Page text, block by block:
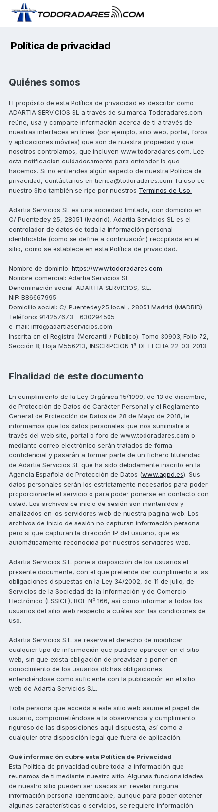
Política de privacidad
Quiénes somos
El propósito de esta Política de privacidad es describir como
ADARTIA SERVICIOS SL a través de su marca Todoradares.com
reúne, usa y comparte información acerca de ti a través de
nuestras interfaces en línea (por ejemplo, sitio web, portal, foros
y aplicaciones móviles) que son de nuestra propiedad y que
nosotros controlamos, que incluyen www.todoradares.com. Lee
esta notificación cuidadosamente para entender lo que
hacemos. Si no entiendes algún aspecto de nuestra Política de
privacidad, contáctanos en tienda@todoradares.com Tu uso de
nuestro Sitio también se rige por nuestros Terminos de Uso.
Adartia Servicios SL es una sociedad limitada, con domicilio en
C/ Puentedey 25, 28051 (Madrid), Adartia Servicios SL es el
controlador de datos de toda la información personal
identificable (como se define a continuación) recopilada en el
sitio, como se establece en esta Política de privacidad.
Nombre de dominio: https://www.todoradares.com
Nombre comercial: Adartia Servicios SL
Denominación social: ADARTIA SERVICIOS, S.L.
NIF: B86667995
Domicilio social: C/ Puentedey25 local , 28051 Madrid (MADRID)
Teléfono: 914257673 - 630294505
e-mail: info@adartiaservicios.com
Inscrita en el Registro (Mercantil / Público): Tomo 30903; Folio 72,
Sección 8; Hoja M556213, INSCRIPCION 1ª DE FECHA 22-03-2013
Finalidad de este documento
En cumplimiento de la Ley Orgánica 15/1999, de 13 de diciembre,
de Protección de Datos de Carácter Personal y el Reglamento
General de Protección de Datos de 28 de Mayo de 2018, le
informamos que los datos personales que nos suministre a
través del web site, portal o foro de www.todoradares.com o
mediante correo electrónico serán tratados de forma
confidencial y pasarán a formar parte de un fichero titularidad
de Adartia Servicios SL que ha sido debidamente inscrito en la
Agencia Española de Protección de Datos (www.agpd.es). Sus
datos personales serán los estrictamente necesarios para poder
proporcionarle el servicio o para poder ponerse en contacto con
usted. Los archivos de inicio de sesión son mantenidos y
analizados en los servidores web de nuestra pagina web. Los
archivos de inicio de sesión no capturan información personal
pero si que capturan la dirección IP del usuario, que es
automáticamente reconocida por nuestros servidores web.
Adartia Servicios S.L. pone a disposición de los usuarios el
presente documente, con el que pretende dar cumplimento a las
obligaciones dispuestas en la Ley 34/2002, de 11 de julio, de
Servicios de la Sociedad de la Información y de Comercio
Electrónico (LSSICE), BOE Nº 166, así como informar a todos los
usuarios del sitio web respecto a cuáles son las condiciones de
uso.
Adartia Servicios S.L. se reserva el derecho de modificar
cualquier tipo de información que pudiera aparecer en el sitio
web, sin que exista obligación de preavisar o poner en
conocimiento de los usuarios dichas obligaciones,
entendiéndose como suficiente con la publicación en el sitio
web de Adartia Servicios S.L.
Toda persona que acceda a este sitio web asume el papel de
usuario, comprometiéndose a la observancia y cumplimiento
riguroso de las disposiciones aquí dispuesta, así como a
cualquier otra disposición legal que fuera de aplicación.
Qué información cubre esta Política de Privacidad
Esta Política de privacidad cubre toda la información que
reunamos de ti mediante nuestro sitio. Algunas funcionalidades
de nuestro sitio pueden ser usadas sin revelar ninguna
información personal identificable, aunque para poder obtener
algunas características o servicios, se requiere información